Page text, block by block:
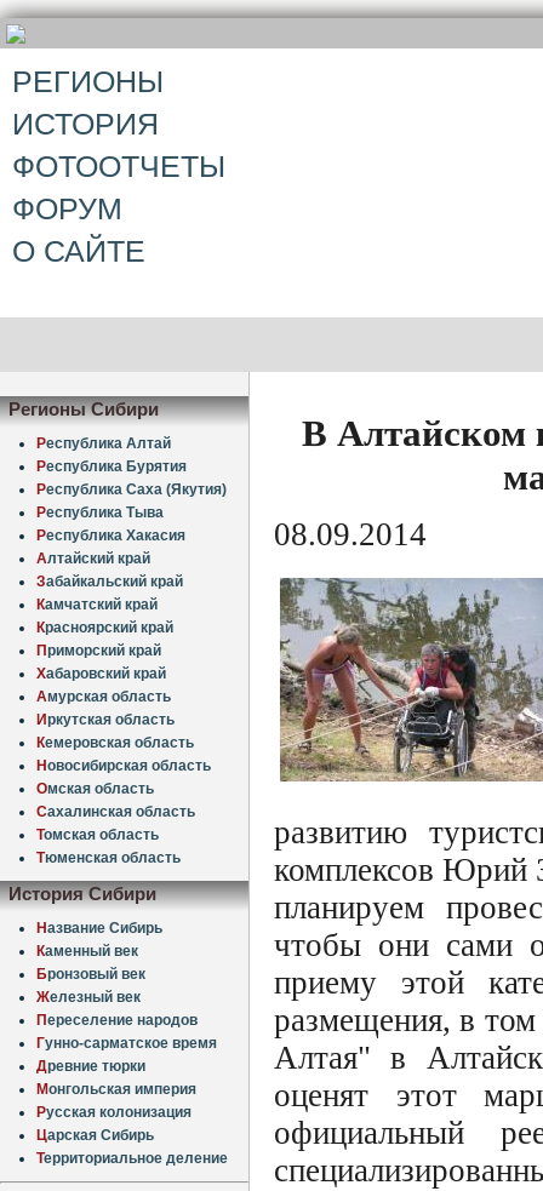
РЕГИОНЫ
ИСТОРИЯ
ФОТООТЧЕТЫ
ФОРУМ
О САЙТЕ
Регионы Сибири
Республика Алтай
Республика Бурятия
Республика Саха (Якутия)
Республика Тыва
Республика Хакасия
Алтайский край
Забайкальский край
Камчатский край
Красноярский край
Приморский край
Хабаровский край
Амурская область
Иркутская область
Кемеровская область
Новосибирская область
Омская область
Сахалинская область
Томская область
Тюменская область
История Сибири
Название Сибирь
Каменный век
Бронзовый век
Железный век
Переселение народов
Гунно-сарматское время
Древние тюрки
Монгольская империя
Русская колонизация
Царская Сибирь
Территориальное деление
В Алтайском
08.09.2014
развитию
комплексов Юрий
планируем
чтобы они сами
приему этой
размещения, в
Алтая" в
оценят этот
официальный